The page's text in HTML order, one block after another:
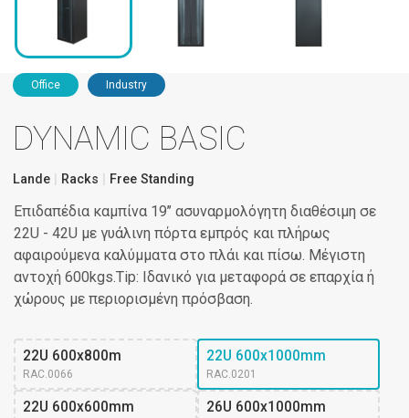
Office Industry
DYNAMIC BASIC
Lande Racks Free Standing
Επιδαπέδια καμπίνα 19’’ ασυναρμολόγητη διαθέσιμη σε
22U - 42U με γυάλινη πόρτα εμπρός και πλήρως
αφαιρούμενα καλύμματα στο πλάι και πίσω. Μέγιστη
αντοχή 600kgs.Tip: Ιδανικό για μεταφορά σε επαρχία ή
χώρους με περιορισμένη πρόσβαση.
22U 600x800m
RAC.0066
22U 600x1000mm
RAC.0201
22U 600x600mm 26U 600x1000mm